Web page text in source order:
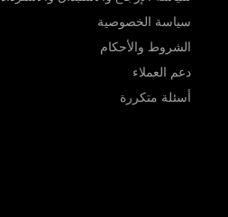
سياسة الخصوصية
الشروط والأحكام
دعم العملاء
أسئلة متكررة